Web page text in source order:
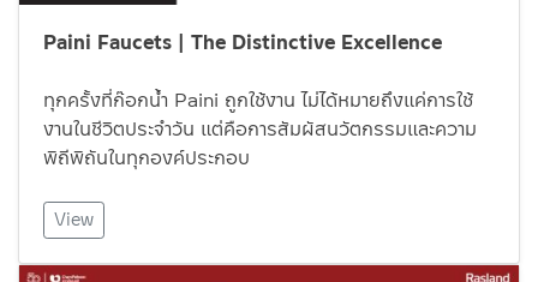
Paini Faucets | The Distinctive Excellence
ทุกครั้งที่ก๊อกน้ำ Paini ถูกใช้งาน ไม่ได้หมายถึงแค่การใช้
งานในชีวิตประจำวัน แต่คือการสัมผัสนวัตกรรมและความ
พิถีพิถันในทุกองค์ประกอบ
View